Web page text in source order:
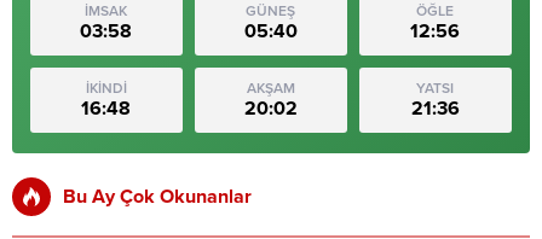
İMSAK
03:58
GÜNEŞ
05:40
ÖĞLE
12:56
İKİNDİ
16:48
AKŞAM
20:02
YATSI
21:36
Bu Ay Çok Okunanlar